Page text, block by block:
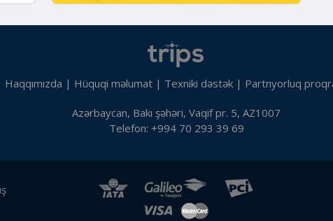
Haqqımızda | Hüquqi məlumat| Texniki dəstək| Partnyorluq
Azərbaycan, Bakı şəhəri, Vaqif pr. 5, AZ1007
Telefon: +994 70 293 39 69